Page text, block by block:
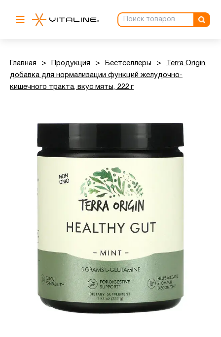
Главная > Продукция > Бестселлеры >
Terra Origin,
добавка для нормализации функций желудочно-
кишечного тракта, вкус мяты, 222 г